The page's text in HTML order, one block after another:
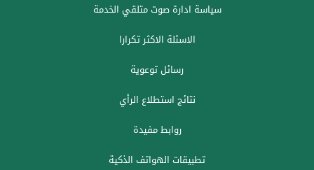
سياسة ادارة صوت متلقي الخدمة
الاسئلة الاكثر تكرارا
رسائل توعوية
نتائج استطلاع الرأي
روابط مفيدة
تطبيقات الهواتف الذكية